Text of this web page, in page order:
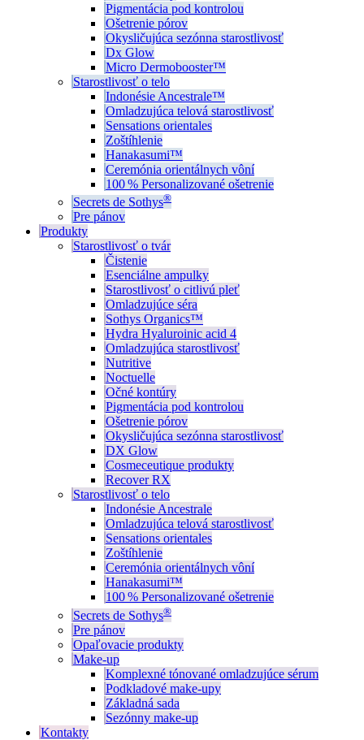
Pigmentácia pod kontrolou
Ošetrenie pórov
Okysličujúca sezónna starostlivosť
Dx Glow
Micro Dermobooster™
Starostlivosť o telo
Indonésie Ancestrale™
Omladzujúca telová starostlivosť
Sensations orientales
Zoštíhlenie
Hanakasumi™
Ceremónia orientálnych vôní
100 % Personalizované ošetrenie
Secrets de Sothys®
Pre pánov
Produkty
Starostlivosť o tvár
Čistenie
Esenciálne ampulky
Starostlivosť o citlivú pleť
Omladzujúce séra
Sothys Organics™
Hydra Hyaluroinic acid 4
Omladzujúca starostlivosť
Nutritive
Noctuelle
Očné kontúry
Pigmentácia pod kontrolou
Ošetrenie pórov
Okysličujúca sezónna starostlivosť
DX Glow
Cosmeceutique produkty
Recover RX
Starostlivosť o telo
Indonésie Ancestrale
Omladzujúca telová starostlivosť
Sensations orientales
Zoštíhlenie
Ceremónia orientálnych vôní
Hanakasumi™
100 % Personalizované ošetrenie
Secrets de Sothys®
Pre pánov
Opaľovacie produkty
Make-up
Komplexné tónované omladzujúce sérum
Podkladové make-upy
Základná sada
Sezónny make-up
Kontakty